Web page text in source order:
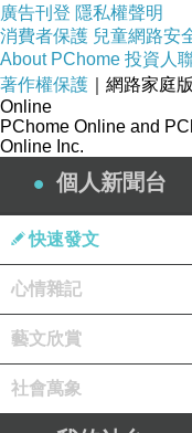
廣告刊登 隱私權聲明
消費者保護 兒童網路安
About PChome 投資人
著作權保護 ｜網路家庭
Online
PChome Online and
Online Inc.
個人新聞台
快速發文
心情雜記
藝文欣賞
社會萬象